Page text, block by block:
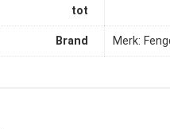
tot
Brand Merk: